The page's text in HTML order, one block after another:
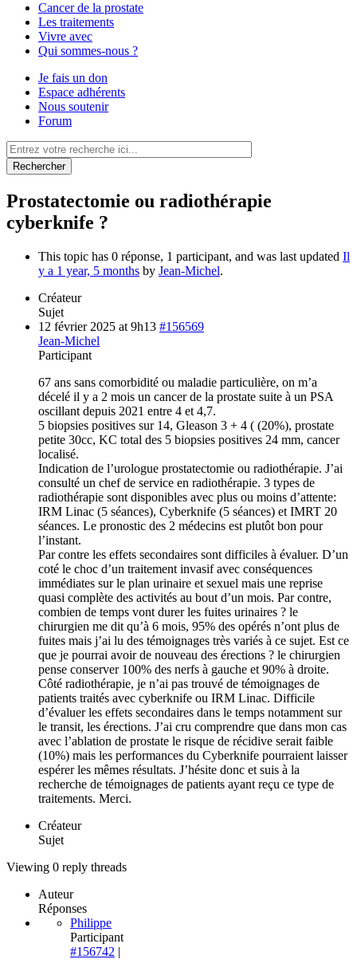
Cancer de la prostate
Les traitements
Vivre avec
Qui sommes-nous ?
Je fais un don
Espace adhérents
Nous soutenir
Forum
Rechercher
Prostatectomie ou radiothérapie
cyberknife ?
This topic has 0 réponse, 1 participant, and was last updated Il
y a 1 year, 5 months by Jean-Michel.
Créateur
Sujet
12 février 2025 at 9h13 #156569
Jean-Michel
Participant
67 ans sans comorbidité ou maladie particulière, on m’a
décelé il y a 2 mois un cancer de la prostate suite à un PSA
oscillant depuis 2021 entre 4 et 4,7.
5 biopsies positives sur 14, Gleason 3 + 4 ( (20%), prostate
petite 30cc, KC total des 5 biopsies positives 24 mm, cancer
localisé.
Indication de l’urologue prostatectomie ou radiothérapie. J’ai
consulté un chef de service en radiothérapie. 3 types de
radiothérapie sont disponibles avec plus ou moins d’attente:
IRM Linac (5 séances), Cyberknife (5 séances) et IMRT 20
séances. Le pronostic des 2 médecins est plutôt bon pour
l’instant.
Par contre les effets secondaires sont difficiles à évaluer. D’un
coté le choc d’un traitement invasif avec conséquences
immédiates sur le plan urinaire et sexuel mais une reprise
quasi complète des activités au bout d’un mois. Par contre,
combien de temps vont durer les fuites urinaires ? le
chirurgien me dit qu’à 6 mois, 95% des opérés n’ont plus de
fuites mais j’ai lu des témoignages très variés à ce sujet. Est ce
que je pourrai avoir de nouveau des érections ? le chirurgien
pense conserver 100% des nerfs à gauche et 90% à droite.
Côté radiothérapie, je n’ai pas trouvé de témoignages de
patients traités avec cyberknife ou IRM Linac. Difficile
d’évaluer les effets secondaires dans le temps notamment sur
le transit, les érections. J’ai cru comprendre que dans mon cas
avec l’ablation de prostate le risque de récidive serait faible
(10%) mais les performances du Cyberknife pourraient laisser
espérer les mêmes résultats. J’hésite donc et suis à la
recherche de témoignages de patients ayant reçu ce type de
traitements. Merci.
Créateur
Sujet
Viewing 0 reply threads
Auteur
Réponses
Philippe
Participant
#156742 |